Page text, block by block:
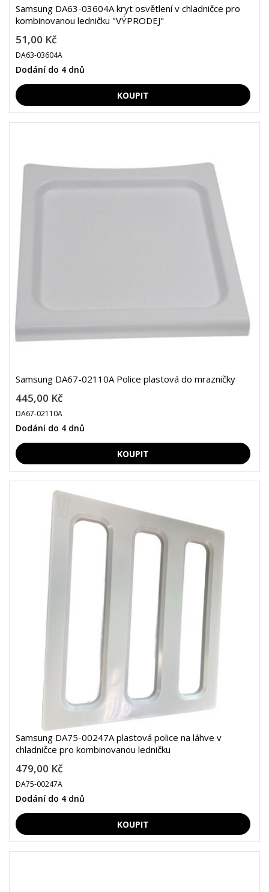
Samsung DA63-03604A kryt osvětlení v chladničce pro
kombinovanou ledničku "VÝPRODEJ"
51,00 Kč
DA63-03604A
Dodání do 4 dnů
Samsung DA67-02110A Police plastová do mrazničky
445,00 Kč
DA67-02110A
Dodání do 4 dnů
Samsung DA75-00247A plastová police na láhve v
chladničce pro kombinovanou ledničku
479,00 Kč
DA75-00247A
Dodání do 4 dnů